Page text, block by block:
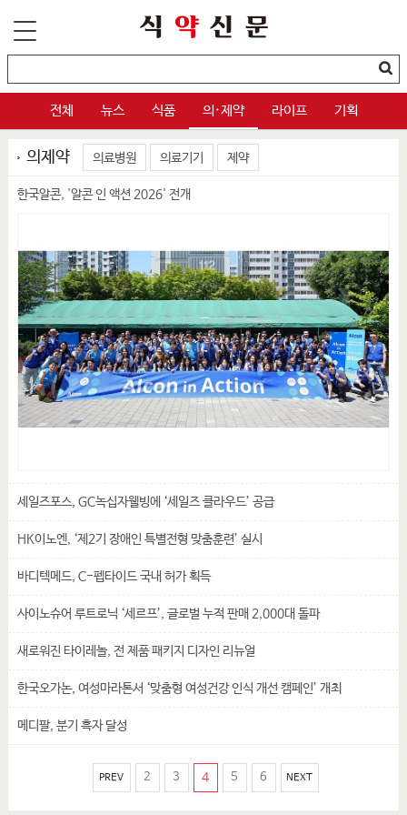
전체 뉴스 식품 의·제약 라이프 기획
의제약 의료병원 의료기기 제약
한국알콘, '알콘 인 액션 2026' 전개
세일즈포스, GC녹십자웰빙에 ‘세일즈 클라우드’ 공급
HK이노엔, ‘제2기 장애인 특별전형 맞춤훈련’ 실시
바디텍메드, C-펩타이드 국내 허가 획득
사이노슈어 루트로닉 ‘세르프’, 글로벌 누적 판매 2,000대 돌파
새로워진 타이레놀, 전 제품 패키지 디자인 리뉴얼
한국오가논, 여성마라톤서 ‘맞춤형 여성건강 인식 개선 캠페인’ 개최
메디팔, 분기 흑자 달성
PREV 2 3 4 5 6 NEXT